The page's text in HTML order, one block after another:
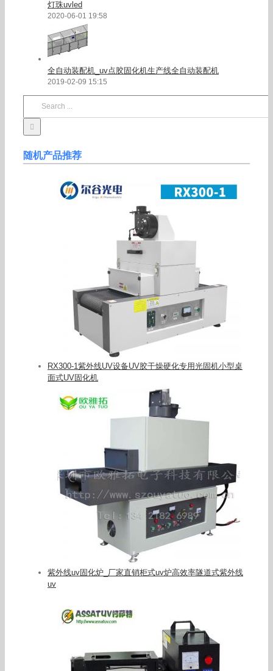
灯珠uvled
2020-06-01 19:58
全自动装配机_uv点胶固化机生产线全自动装配机
2019-02-09 15:15
随机产品推荐
RX300-1紫外线UV设备UV胶干燥硬化专用光固机小型桌
面式UV固化机
紫外线uv固化炉_厂家直销柜式uv炉高效率隧道式紫外线
uv